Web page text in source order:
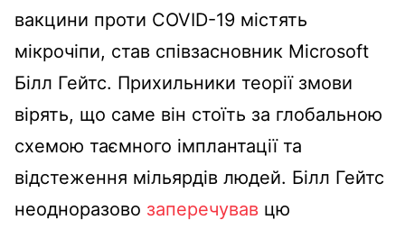
вакцини проти COVID-19 містять
мікрочіпи, став співзасновник Microsoft
Білл Гейтс. Прихильники теорії змови
вірять, що саме він стоїть за глобальною
схемою таємного імплантації та
відстеження мільярдів людей. Білл Гейтс
неодноразово заперечував цю